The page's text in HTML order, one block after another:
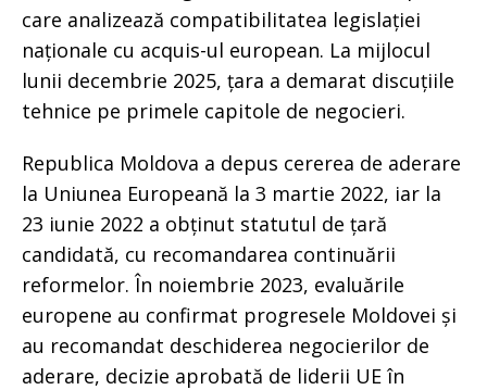
care analizează compatibilitatea legislației
naționale cu acquis-ul european. La mijlocul
lunii decembrie 2025, țara a demarat discuțiile
tehnice pe primele capitole de negocieri.
Republica Moldova a depus cererea de aderare
la Uniunea Europeană la 3 martie 2022, iar la
23 iunie 2022 a obținut statutul de țară
candidată, cu recomandarea continuării
reformelor. În noiembrie 2023, evaluările
europene au confirmat progresele Moldovei și
au recomandat deschiderea negocierilor de
aderare, decizie aprobată de liderii UE în